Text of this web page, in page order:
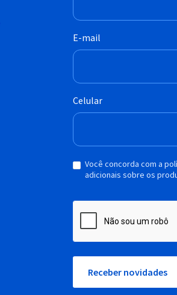
E-mail
Celular
Você concorda com a
adicionais sobre os
Receber novidades